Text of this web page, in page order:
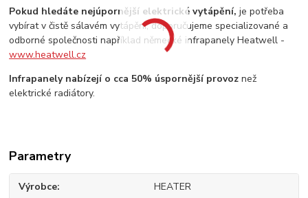
Pokud hledáte nejúpornější elektrické vytápění, je potřeba
vybírat v čistě sálavém vytápění, doporučujeme specializované a
odborné společnosti například německé infrapanely Heatwell -
www.heatwell.cz
Infrapanely nabízejí o cca 50% úspornější provoz než
elektrické radiátory.
Parametry
Výrobce HEATER